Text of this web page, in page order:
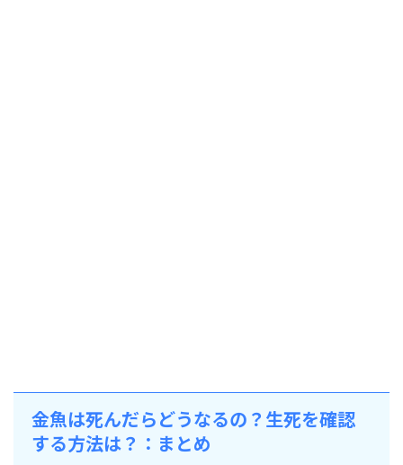
金魚は死んだらどうなるの？生死を確認
する方法は？：まとめ